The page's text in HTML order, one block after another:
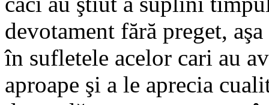
devotament fără preget,
în sufletele acelor cari au
aproape şi a le aprecia